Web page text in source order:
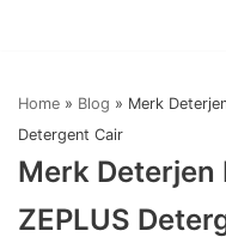
to
content
Home » Blog » Merk
Detergent Cair
Merk Deterjen
ZEPLUS